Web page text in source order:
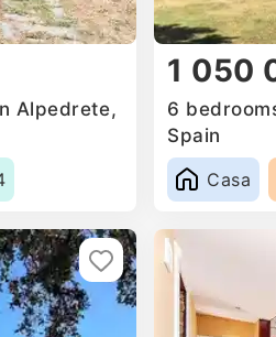
Alpedrete,
1 050
6
Spain
Casa